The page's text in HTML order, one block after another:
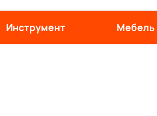
Инструмент Мебель